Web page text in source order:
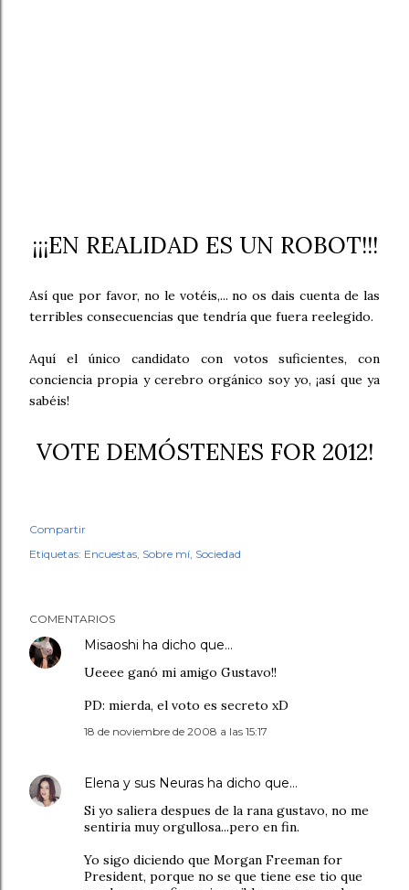
¡¡¡EN REALIDAD ES UN ROBOT!!!
Así que por favor, no le votéis,... no os dais cuenta de las
terribles consecuencias que tendría que fuera reelegido.
Aquí el único candidato con votos suficientes, con
conciencia propia y cerebro orgánico soy yo, ¡así que ya
sabéis!
VOTE DEMÓSTENES FOR 2012!
Compartir
Etiquetas: Encuestas Sobre mí Sociedad
COMENTARIOS
Misaoshi ha dicho que…
Ueeee ganó mi amigo Gustavo!!
PD: mierda, el voto es secreto xD
18 de noviembre de 2008 a las 15:17
Elena y sus Neuras ha dicho que…
Si yo saliera despues de la rana gustavo, no me
sentiria muy orgullosa...pero en fin.
Yo sigo diciendo que Morgan Freeman for
President, porque no se que tiene ese tio que